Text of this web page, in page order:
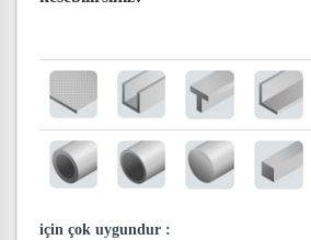
için çok uygundur :